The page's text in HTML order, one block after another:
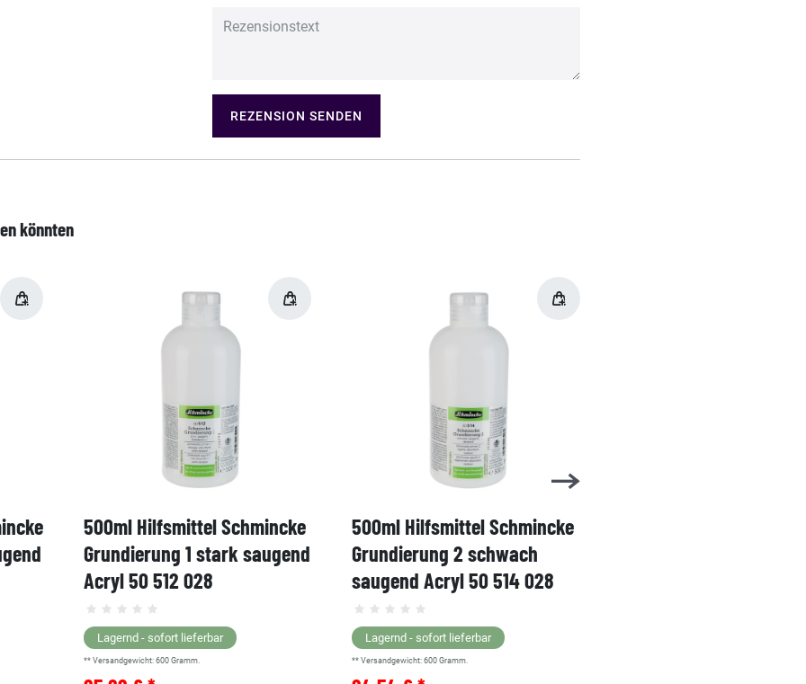
REZENSION SENDEN
könnten
500ml Hilfsmittel Schmincke
Grundierung 1 stark saugend
Acryl 50 512 028
Lagernd - sofort lieferbar
** Versandgewicht: 600 Gramm.
500ml Hilfsmittel Schmincke
Grundierung 2 schwach
saugend Acryl 50 514 028
Lagernd - sofort lieferbar
** Versandgewicht:600 Gramm.